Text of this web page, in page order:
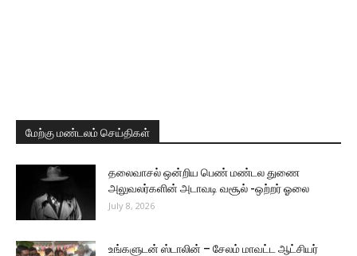
மேற்கு மண்டலம் செய்திகள்
தலைவாசல் ஒன்றிய பெண் மண்டல துணை
அலுவலர்களின் அடாவடி வசூல் -ஒற்றர் ஓலை
July 8, 2026
உங்களுடன் ஸ்டாலின் – சேலம் மாவட்ட ஆட்சியர்